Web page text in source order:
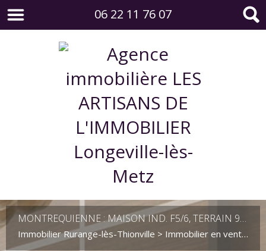
06 22 11 76 07
MONTREQUIENNE : MAISON IND. F5/6, TERRAIN 9 ARES.
Immobilier Rurange-lès-Thionville > Immobilier en vente Rurange-lès-Thionville